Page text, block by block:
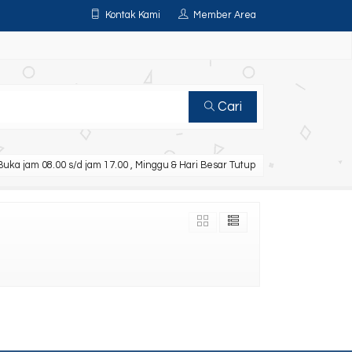
Kontak Kami Member Area
Cari
jam 08.00 s/d jam 17.00 , Minggu & Hari Besar Tutup